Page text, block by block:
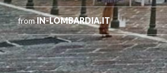
fromIN-LOMBARDIA.IT